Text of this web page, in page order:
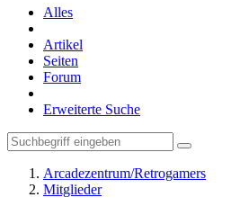
Alles
Artikel
Seiten
Forum
Erweiterte Suche
Arcadezentrum/Retrogamers
Mitglieder